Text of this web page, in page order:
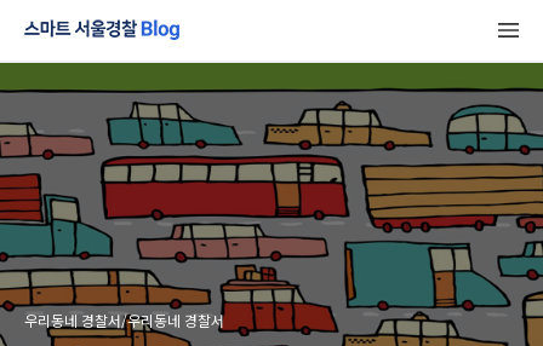
우리동네 경찰서/우리동네 경찰서